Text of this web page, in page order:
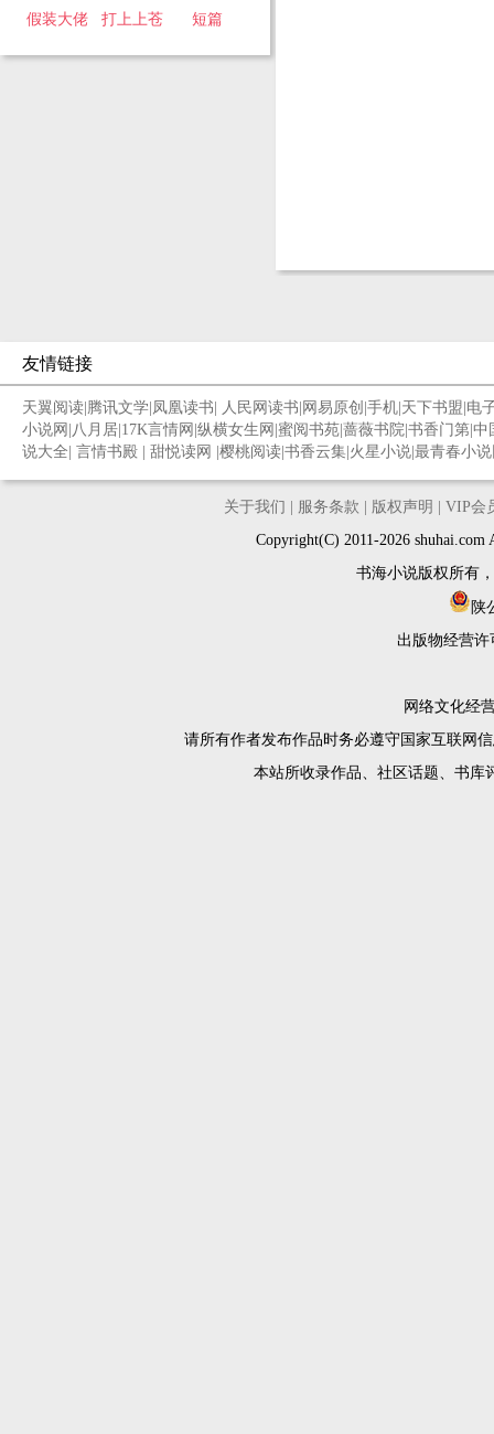
假装大佬 打上上苍 短篇
友情链接
天翼阅读 腾讯文学 凤凰读书 人民网读书 网易原创 手机 天下书盟 电
小说网 八月居 17K言情网 纵横女生网 蜜阅书苑 蔷薇书院 书香门第 中
说大全 言情书殿 甜悦读网 樱桃阅读 书香云集 火星小说 最青春小
关于我们 服务条款 版权声明
VIP会
Copyright(C) 2011-2026
书海小说版权所有
陕
出版物经营许
网络文化经
请所有作者发布作品时务必遵守国家互联网
本站所收录作品、社区话题、书库